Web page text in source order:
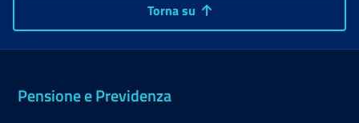
Torna su
Pensione e Previdenza